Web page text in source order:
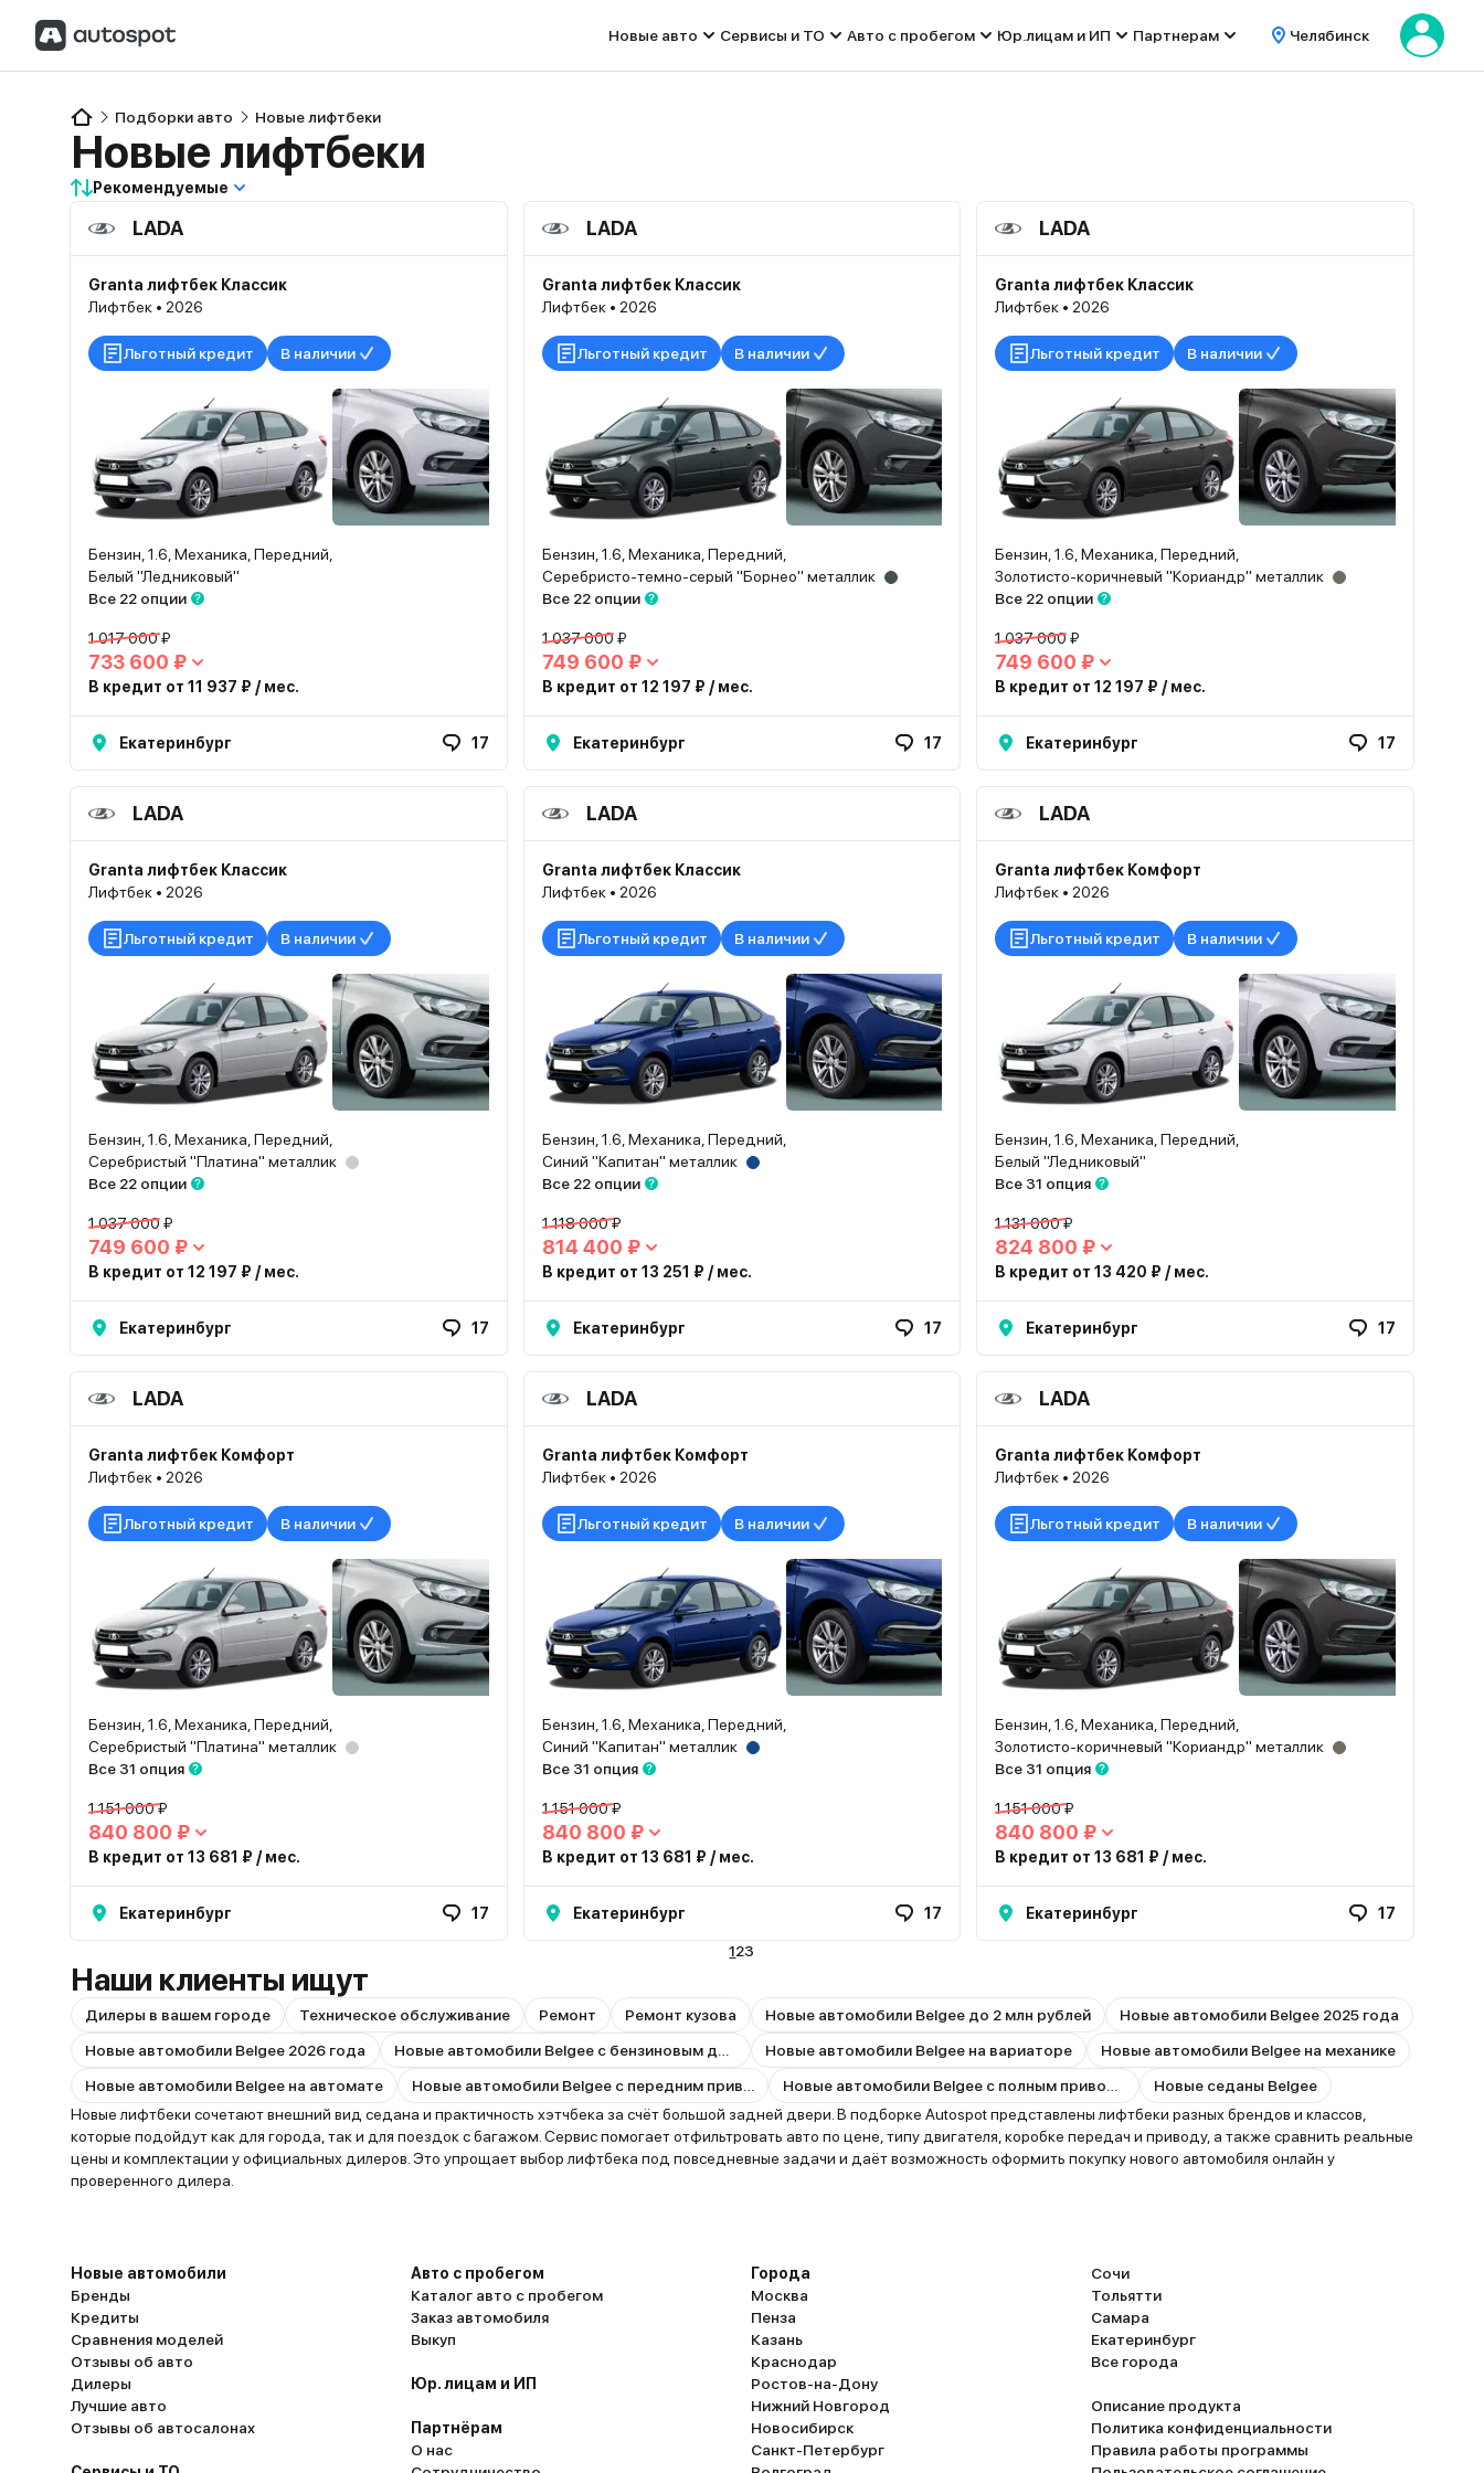
Новые авто Сервисы и ТО Авто с пробегом Юр.лицам и ИП Партнерам Челябинск
Подборки авто Новые лифтбеки
Новые лифтбеки
Рекомендуемые
LADA
Granta лифтбек Классик
Лифтбек • 2026
Льготный кредит В наличии
Бензин, 1.6, Механика, Передний,
Белый "Ледниковый"
Все 22 опции
1 017 000 ₽
733 600 ₽
В кредит от 11 937 ₽ / мес.
Екатеринбург 17
LADA
Granta лифтбек Классик
Лифтбек • 2026
Льготный кредит В наличии
Бензин, 1.6, Механика, Передний,
Серебристо-темно-серый "Борнео" металлик
Все 22 опции
1 037 000 ₽
749 600 ₽
В кредит от 12 197 ₽ / мес.
Екатеринбург 17
LADA
Granta лифтбек Классик
Лифтбек • 2026
Льготный кредит В наличии
Бензин, 1.6, Механика, Передний,
Золотисто-коричневый "Кориандр" металлик
Все 22 опции
1 037 000 ₽
749 600 ₽
В кредит от 12 197 ₽ / мес.
Екатеринбург 17
LADA
Granta лифтбек Классик
Лифтбек • 2026
Льготный кредит В наличии
Бензин, 1.6, Механика, Передний,
Серебристый "Платина" металлик
Все 22 опции
1 037 000 ₽
749 600 ₽
В кредит от 12 197 ₽ / мес.
Екатеринбург 17
LADA
Granta лифтбек Классик
Лифтбек • 2026
Льготный кредит В наличии
Бензин, 1.6, Механика, Передний,
Синий "Капитан" металлик
Все 22 опции
1 118 000 ₽
814 400 ₽
В кредит от 13 251 ₽ / мес.
Екатеринбург 17
LADA
Granta лифтбек Комфорт
Лифтбек • 2026
Льготный кредит В наличии
Бензин, 1.6, Механика, Передний,
Белый "Ледниковый"
Все 31 опция
1 131 000 ₽
824 800 ₽
В кредит от 13 420 ₽ / мес.
Екатеринбург 17
LADA
Granta лифтбек Комфорт
Лифтбек • 2026
Льготный кредит В наличии
Бензин, 1.6, Механика, Передний,
Серебристый "Платина" металлик
Все 31 опция
1 151 000 ₽
840 800 ₽
В кредит от 13 681 ₽ / мес.
Екатеринбург 17
LADA
Granta лифтбек Комфорт
Лифтбек • 2026
Льготный кредит В наличии
Бензин, 1.6, Механика, Передний,
Синий "Капитан" металлик
Все 31 опция
1 151 000 ₽
840 800 ₽
В кредит от 13 681 ₽ / мес.
Екатеринбург 17
LADA
Granta лифтбек Комфорт
Лифтбек • 2026
Льготный кредит В наличии
Бензин, 1.6, Механика, Передний,
Золотисто-коричневый "Кориандр" металлик
Все 31 опция
1 151 000 ₽
840 800 ₽
В кредит от 13 681 ₽ / мес.
Екатеринбург 17
123
Наши клиенты ищут
Дилеры в вашем городе Техническое обслуживание Ремонт Ремонт кузова Новые автомобили Belgee до 2 млн рублей
Новые автомобили Belgee 2025 года
Новые автомобили Belgee 2026 года
Новые автомобили Belgee на вариаторе
Новые автомобили Belgee на механике
Новые автомобили Belgee на автомате
Новые седаны Belgee
Новые лифтбеки сочетают внешний вид седана и практичность хэтчбека за счёт большой задней двери. В подборке Autospot представлены лифтбеки разных брендов и классов,
которые подойдут как для города, так и для поездок с багажом. Сервис помогает отфильтровать авто по цене, типу двигателя, коробке передач и приводу, а также сравнить реальные
цены и комплектации у официальных дилеров. Это упрощает выбор лифтбека под повседневные задачи и даёт возможность оформить покупку нового автомобиля онлайн у
проверенного дилера.
Новые автомобили
Бренды
Кредиты
Сравнения моделей
Отзывы об авто
Дилеры
Лучшие авто
Отзывы об автосалонах
Авто с пробегом
Каталог авто с пробегом
Заказ автомобиля
Выкуп
Юр. лицам и ИП
Партнёрам
О нас
Города
Москва
Пенза
Казань
Краснодар
Ростов-на-Дону
Нижний Новгород
Новосибирск
Санкт-Петербург
Сочи
Тольятти
Самара
Екатеринбург
Все города
Описание продукта
Политика конфиденциальности
Правила работы программы